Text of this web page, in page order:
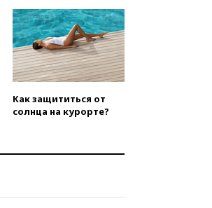
до 2035 года
21:21Правительство
продажу
старых
классов
21:15 Путин обсудил с
150-летие Союза
деятелей
диарея охватила
Как защититься от
солнца на курорте?